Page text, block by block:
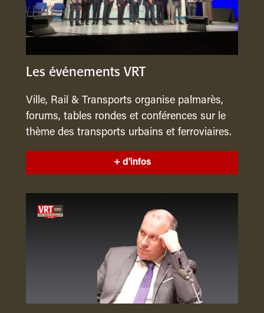
Les événements VRT
Ville, Rail & Transports organise palmarès,
forums, tables rondes et conférences sur le
thème des transports urbains et ferroviaires.
+ d'infos